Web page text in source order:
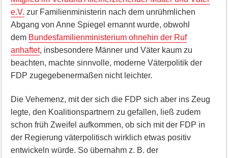
e.V. zur Familienministerin nach dem unrühmlichen
Abgang von Anne Spiegel ernannt wurde, obwohl
dem Bundesfamilienministerium ohnehin der Ruf
anhaftet, insbesondere Männer und Väter kaum zu
beachten, machte sinnvolle, moderne Väterpolitik der
FDP zugegebenermaßen nicht leichter.
Die Vehemenz, mit der sich die FDP sich aber ins Zeug
legte, den Koalitionspartnern zu gefallen, ließ zudem
schon früh Zweifel aufkommen, ob sich mit der FDP in
der Regierung väterpolitisch wirklich etwas positiv
entwickeln würde. So übernahm z. B. der